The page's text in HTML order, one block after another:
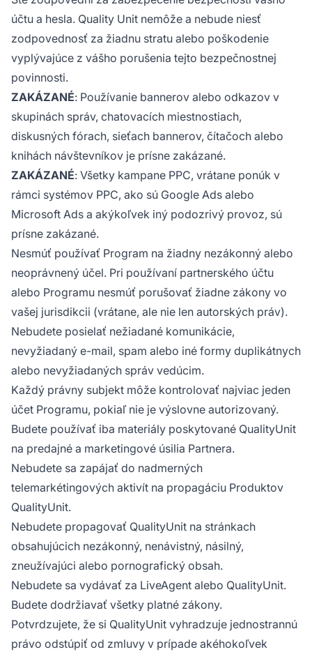
účtu a hesla. Quality Unit nemôže a nebude niesť
zodpovednosť za žiadnu stratu alebo poškodenie
vyplývajúce z vášho porušenia tejto bezpečnostnej
povinnosti.
ZAKÁZANÉ: Používanie bannerov alebo odkazov v
skupinách správ, chatovacích miestnostiach,
diskusných fórach, sieťach bannerov, čítačoch alebo
knihách návštevníkov je prísne zakázané.
ZAKÁZANÉ: Všetky kampane PPC, vrátane ponúk v
rámci systémov PPC, ako sú Google Ads alebo
Microsoft Ads a akýkoľvek iný podozrivý provoz, sú
prísne zakázané.
Nesmúť používať Program na žiadny nezákonný alebo
neoprávnený účel. Pri používaní partnerského účtu
alebo Programu nesmúť porušovať žiadne zákony vo
vašej jurisdikcii (vrátane, ale nie len autorských práv).
Nebudete posielať nežiadané komunikácie,
nevyžiadaný e-mail, spam alebo iné formy duplikátnych
alebo nevyžiadaných správ vedúcim.
Každý právny subjekt môže kontrolovať najviac jeden
účet Programu, pokiaľ nie je výslovne autorizovaný.
Budete používať iba materiály poskytované QualityUnit
na predajné a marketingové úsilia Partnera.
Nebudete sa zapájať do nadmerných
telemarkétingových aktivít na propagáciu Produktov
QualityUnit.
Nebudete propagovať QualityUnit na stránkach
obsahujúcich nezákonný, nenávistný, násilný,
zneužívajúci alebo pornografický obsah.
Nebudete sa vydávať za LiveAgent alebo QualityUnit.
Budete dodržiavať všetky platné zákony.
Potvrdzujete, že si QualityUnit vyhradzuje jednostrannú
právo odstúpiť od zmluvy v prípade akéhokoľvek